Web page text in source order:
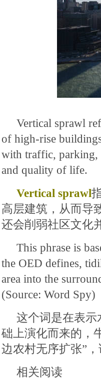
Vertical sprawl
of high-rise
with traffic, parking,
and quality of life.
Vertical sprawl
高层建筑，从而导
还会削弱社区文化
This phrase is
the OED defines,
area into the
(Source: Word Spy)
这个词是在表示
础上演化而来的，
边农村无序扩张”
相关阅读